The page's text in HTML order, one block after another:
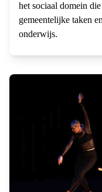
het sociaal domein
gemeentelijke taken
onderwijs.